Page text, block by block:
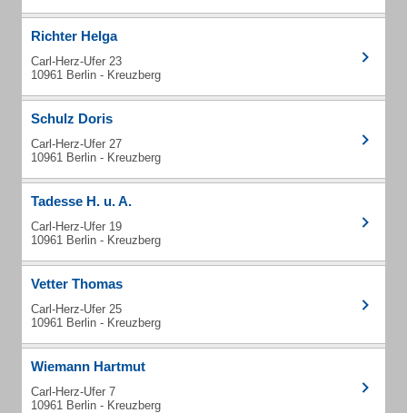
Richter Helga
Carl-Herz-Ufer 23
10961 Berlin - Kreuzberg
Schulz Doris
Carl-Herz-Ufer 27
10961 Berlin - Kreuzberg
Tadesse H. u. A.
Carl-Herz-Ufer 19
10961 Berlin - Kreuzberg
Vetter Thomas
Carl-Herz-Ufer 25
10961 Berlin - Kreuzberg
Wiemann Hartmut
Carl-Herz-Ufer 7
10961 Berlin - Kreuzberg